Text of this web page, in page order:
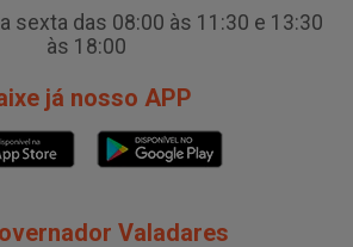
sexta das 08:00 às 11:30 e 13:30
às 18:00
já nosso APP
Valadares